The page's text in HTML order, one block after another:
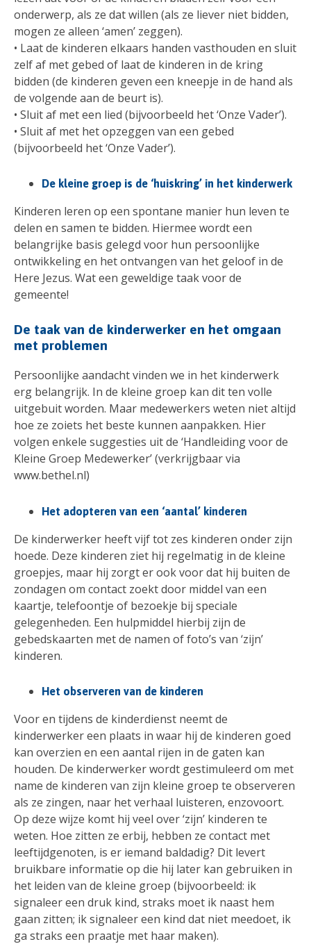
onderwerp, als ze dat willen (als ze liever niet bidden,
mogen ze alleen ‘amen’ zeggen).
• Laat de kinderen elkaars handen vasthouden en sluit
zelf af met gebed of laat de kinderen in de kring
bidden (de kinderen geven een kneepje in de hand als
de volgende aan de beurt is).
• Sluit af met een lied (bijvoorbeeld het ‘Onze Vader’).
• Sluit af met het opzeggen van een gebed
(bijvoorbeeld het ‘Onze Vader’).
De kleine groep is de ‘huiskring’ in het kinderwerk
Kinderen leren op een spontane manier hun leven te
delen en samen te bidden. Hiermee wordt een
belangrijke basis gelegd voor hun persoonlijke
ontwikkeling en het ontvangen van het geloof in de
Here Jezus. Wat een geweldige taak voor de
gemeente!
De taak van de kinderwerker en het omgaan
met problemen
Persoonlijke aandacht vinden we in het kinderwerk
erg belangrijk. In de kleine groep kan dit ten volle
uitgebuit worden. Maar medewerkers weten niet altijd
hoe ze zoiets het beste kunnen aanpakken. Hier
volgen enkele suggesties uit de ‘Handleiding voor de
Kleine Groep Medewerker’ (verkrijgbaar via
www.bethel.nl)
Het adopteren van een ‘aantal’ kinderen
De kinderwerker heeft vijf tot zes kinderen onder zijn
hoede. Deze kinderen ziet hij regelmatig in de kleine
groepjes, maar hij zorgt er ook voor dat hij buiten de
zondagen om contact zoekt door middel van een
kaartje, telefoontje of bezoekje bij speciale
gelegenheden. Een hulpmiddel hierbij zijn de
gebedskaarten met de namen of foto’s van ‘zijn’
kinderen.
Het observeren van de kinderen
Voor en tijdens de kinderdienst neemt de
kinderwerker een plaats in waar hij de kinderen goed
kan overzien en een aantal rijen in de gaten kan
houden. De kinderwerker wordt gestimuleerd om met
name de kinderen van zijn kleine groep te observeren
als ze zingen, naar het verhaal luisteren, enzovoort.
Op deze wijze komt hij veel over ‘zijn’ kinderen te
weten. Hoe zitten ze erbij, hebben ze contact met
leeftijdgenoten, is er iemand baldadig? Dit levert
bruikbare informatie op die hij later kan gebruiken in
het leiden van de kleine groep (bijvoorbeeld: ik
signaleer een druk kind, straks moet ik naast hem
gaan zitten; ik signaleer een kind dat niet meedoet, ik
ga straks een praatje met haar maken).